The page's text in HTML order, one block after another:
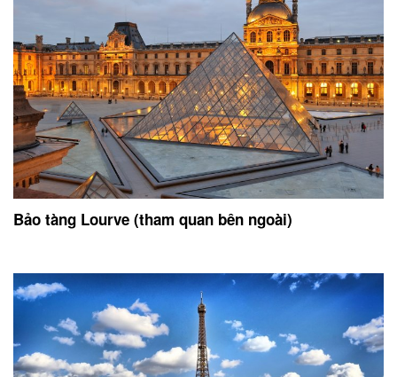
Bảo tàng Lourve (tham quan bên ngoài)